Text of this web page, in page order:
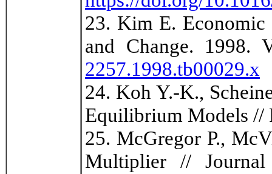
23. Kim E.
and Change. 1998.
2257.1998.tb00029.x
24. Koh Y.-K.,
Equilibrium Models //
25. McGregor P.,
Multiplier //